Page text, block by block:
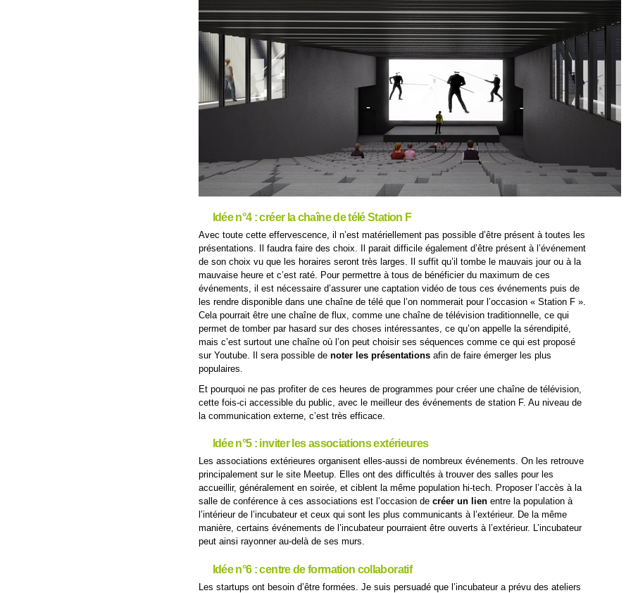
Idée n°4 : créer la chaîne de télé Station F
Avec toute cette effervescence, il n’est matériellement pas possible d’être présent à toutes les
présentations. Il faudra faire des choix. Il parait difficile également d’être présent à l’événement
de son choix vu que les horaires seront très larges. Il suffit qu’il tombe le mauvais jour ou à la
mauvaise heure et c’est raté. Pour permettre à tous de bénéficier du maximum de ces
événements, il est nécessaire d’assurer une captation vidéo de tous ces événements puis de
les rendre disponible dans une chaîne de télé que l’on nommerait pour l’occasion « Station F ».
Cela pourrait être une chaîne de flux, comme une chaîne de télévision traditionnelle, ce qui
permet de tomber par hasard sur des choses intéressantes, ce qu’on appelle la sérendipité,
mais c’est surtout une chaîne où l’on peut choisir ses séquences comme ce qui est proposé
sur Youtube. Il sera possible de noter les présentationsafin de faire émerger les plus
populaires.
Et pourquoi ne pas profiter de ces heures de programmes pour créer une chaîne de télévision,
cette fois-ci accessible du public, avec le meilleur des événements de station F. Au niveau de
la communication externe, c’est très efficace.
Idée n°5 : inviter les associations extérieures
Les associations extérieures organisent elles-aussi de nombreux événements. On les retrouve
principalement sur le site Meetup. Elles ont des difficultés à trouver des salles pour les
accueillir, généralement en soirée, et ciblent la même population hi-tech. Proposer l’accès à la
salle de conférence à ces associations est l’occasion de créer un lienentre la population à
l’intérieur de l’incubateur et ceux qui sont les plus communicants à l’extérieur. De la même
manière, certains événements de l’incubateur pourraient être ouverts à l’extérieur. L’incubateur
peut ainsi rayonner au-delà de ses murs.
Idée n°6 : centre de formation collaboratif
Les startups ont besoin d’être formées. Je suis persuadé que l’incubateur a prévu des ateliers